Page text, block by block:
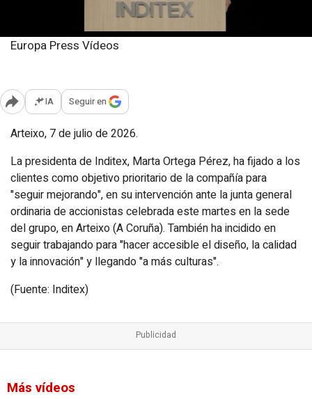
Europa Press Vídeos
Abrir opciones para compartir
IA Seguir en
Arteixo, 7 de julio de 2026.
La presidenta de Inditex, Marta Ortega Pérez, ha fijado a los
clientes como objetivo prioritario de la compañía para
"seguir mejorando", en su intervención ante la junta general
ordinaria de accionistas celebrada este martes en la sede
del grupo, en Arteixo (A Coruña). También ha incidido en
seguir trabajando para "hacer accesible el diseño, la calidad
y la innovación" y llegando "a más culturas".
(Fuente: Inditex)
Más vídeos